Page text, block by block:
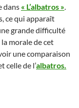
dans « L’albatros »
ce qui apparaît
grande difficulté
la morale de cet
une comparaison
celle de l’albatros.